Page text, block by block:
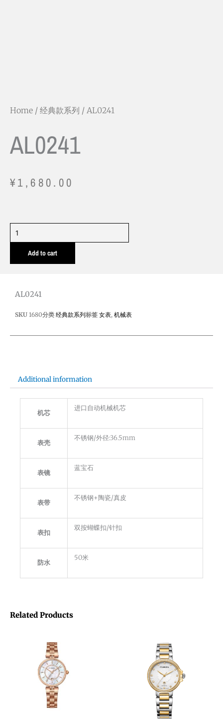
Home / 经典款系列 / AL0241
AL0241
¥1,680.00
AL0241
quantity
Add to cart
AL0241
SKU 1680分类 经典款系列标签 女表, 机械表
Additional information
机芯
进口自动机械机芯
表壳
不锈钢/外径:36.5mm
表镜
蓝宝石
表带
不锈钢+陶瓷/真皮
表扣
双按蝴蝶扣/针扣
防水
50米
Related Products